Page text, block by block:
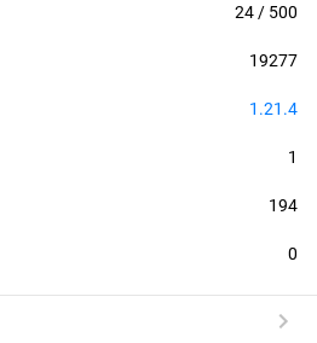
24 / 500
19277
1.21.4
1
194
0